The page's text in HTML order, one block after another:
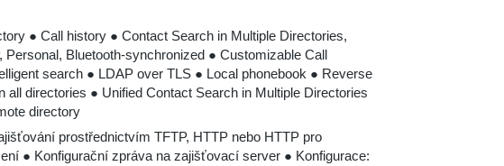
● Call history ● Contact Search in Multiple Directories,
Personal, Bluetooth-synchronized ● Customizable Call
search ● LDAP over TLS ● Local phonebook ● Reverse
all directories ● Unified Contact Search in Multiple Directories
directory
prostřednictvím TFTP, HTTP nebo HTTP pro
● Konfigurační zpráva na zajišťovací server ● Konfigurace: